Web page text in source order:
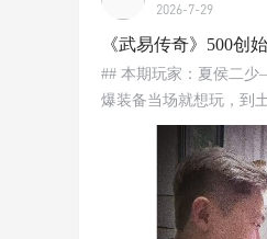
2026-7-29
《武易传奇》500
## 本期玩家：夏侯二
爆装备当场就想玩，到